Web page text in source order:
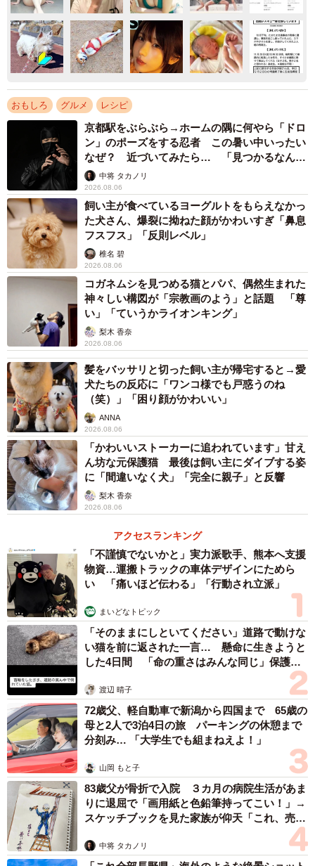
おもしろ グルメ レシピ
京都駅をぶらぶら→ホームの隅に何やら「ドロ
ン」のポーズをする忍者 この暑い中いったい
なぜ？ 近づいてみたら… 「見つかるなんて
未熟」中将 タカノリ
2026.08.06
飼い主が食べているヨーグルトをもらえなかっ
た犬さん、爆裂に拗ねた顔がかわいすぎ「鼻息
フスフス」「反則レベル」
椎名 碧
2026.08.06
コガネムシを見つめる猫とパパ、偶然生まれた
神々しい構図が「宗教画のよう」と話題 「尊
い」「ていうかライオンキング」
梨木 香奈
2026.08.06
髪をバッサリと切った飼い主が帰宅すると→愛
犬たちの反応に「ワンコ様でも戸惑うのね
（笑）」「困り顔がかわいい」
ANNA
2026.08.06
「かわいいストーカーに追われています」甘え
ん坊な元保護猫 最後は飼い主にダイブする姿
に「間違いなく犬」「完全に親子」と反響
梨木 香奈
2026.08.06
アクセスランキング
「不謹慎でないかと」実力派歌手、熊本へ支援
物資…運搬トラックの車体デザインにためら
い 「痛いほど伝わる」「行動され立派」
まいどなトピック
「そのままにしといてください」道路で動けな
い猫を前に返された一言… 懸命に生きようと
した4日間 「命の重さはみんな同じ」保護団
渡辺 晴子
72歳父、軽自動車で新潟から四国まで 65歳の
母と2人で3泊4日の旅 パーキングの休憩まで
分刻み… 「大学生でも組まねえよ！」
山岡 もと子
83歳父が骨折で入院 ３カ月の病院生活があま
りに退屈で「画用紙と色鉛筆持ってこい！」→
スケッチブックを見た家族が仰天「これ、売れ
中将 タカノリ